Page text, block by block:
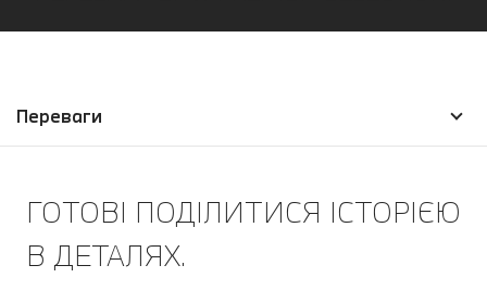
Переваги
ГОТОВІ ПОДІЛИТИСЯ ІСТОРІЄЮ
В ДЕТАЛЯХ.